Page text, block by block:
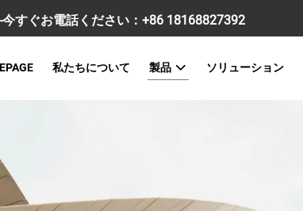
すぐお電話ください： +86 18168827392
私たちについて 製品 ソリューション